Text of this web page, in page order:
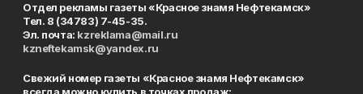
Отдел рекламы газеты «Красное знамя Нефтекамск»
Тел. 8 (34783) 7-45-35.
Эл. почта: kzreklama@mail.ru
kzneftekamsk@yandex.ru
Свежий номер газеты «Красное знамя Нефтекамск»